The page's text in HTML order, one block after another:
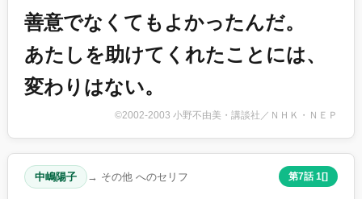
善意でなくてもよかったんだ。
あたしを助けてくれたことには、
変わりはない。
©2002-2003 小野不由美・講談社／ＮＨＫ・ＮＥＰ
中嶋陽子 → その他 へのセリフ 第7話 1[]